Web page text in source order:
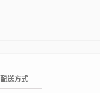
配送方式